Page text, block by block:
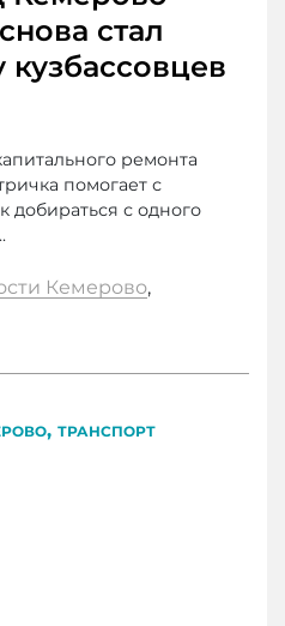
стал
ремонта
помогает с
добираться с одного
Кемерово,
, ТРАНСПОРТ